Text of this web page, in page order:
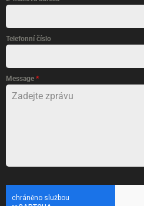
Telefonní číslo
Message *